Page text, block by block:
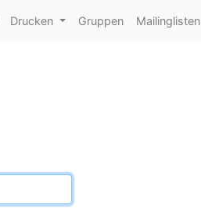
Drucken Gruppen Mailinglisten